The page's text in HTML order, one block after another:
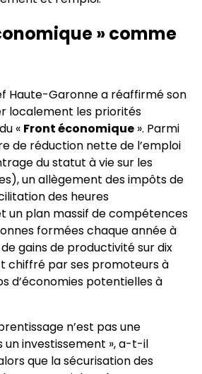
» comme
Haute-Garonne a réaffirmé son
localement les priorités
« Front économique ». Parmi
de réduction nette de l’emploi
du statut à vie sur les
un allègement des impôts de
des heures
un plan massif de compétences
formées chaque année à
de gains de productivité sur dix
chiffré par ses promoteurs à
d’économies potentielles à
n’est pas une
un investissement », a-t-il
que la sécurisation des